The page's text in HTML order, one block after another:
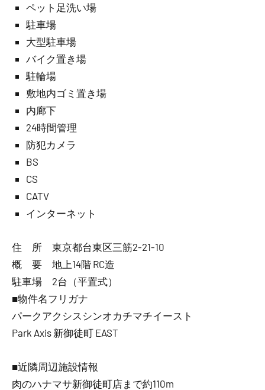
ペット足洗い場
駐車場
大型駐車場
バイク置き場
駐輪場
敷地内ゴミ置き場
内廊下
24時間管理
防犯カメラ
BS
CS
CATV
インターネット
住 所 東京都台東区三筋2-21-10
概 要 地上14階 RC造
駐車場 2台（平置式）
■物件名フリガナ
パークアクシスシンオカチマチイースト
Park Axis 新御徒町 EAST
■近隣周辺施設情報
肉のハナマサ新御徒町店まで約110m